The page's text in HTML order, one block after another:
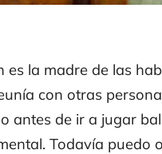
es la madre de las
con otras
antes de ir a jugar
Todavía